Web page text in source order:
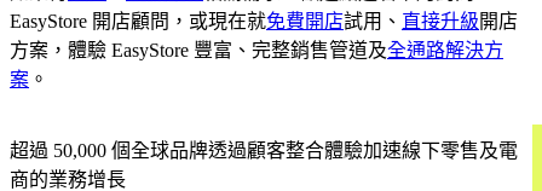
EasyStore 開店顧問，或現在就免費開店試用、 直接升級開店
方案，體驗 EasyStore 豐富、完整銷售管道及全通路解決方
案 。
超過 50,000 個全球品牌透過顧客整合體驗加速線下零售及電
商的業務增長